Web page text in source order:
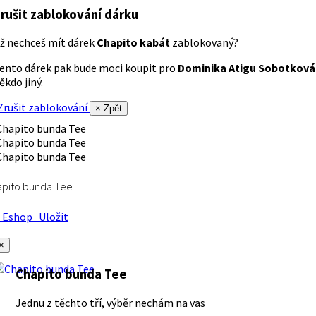
zablokování dárku
nechceš mít dárek Chapito kabát zablokovaný?
dárek pak bude moci koupit pro Dominika Atigu Sobotková
jiný.
zablokování
× Zpět
bunda Tee
Uložit
Chapito bunda Tee
Jednu z těchto tří, výběr nechám na vas